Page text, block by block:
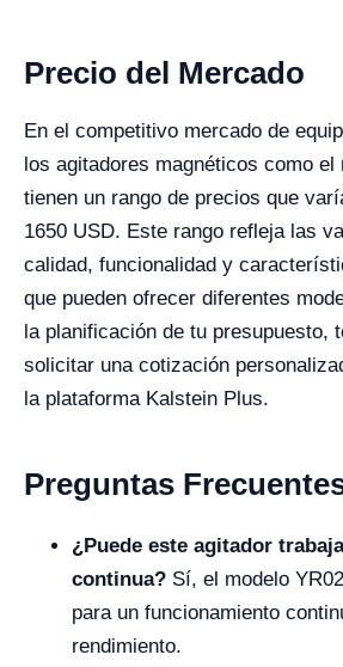
Precio del Mercado
En el competitivo mercado de
los agitadores magnéticos como el
tienen un rango de precios que
1650 USD. Este rango refleja las
calidad, funcionalidad y
que pueden ofrecer diferentes
la planificación de tu presupuesto,
solicitar una cotización
la plataforma Kalstein Plus.
Preguntas
¿Puede este agitador
continua? Sí, el modelo
para un funcionamiento
rendimiento.